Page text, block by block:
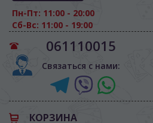
Пн-Пт: 11:00 - 20:00
Сб-Вс: 11:00 - 19:00
061110015
Связаться с нами:
КОРЗИНА